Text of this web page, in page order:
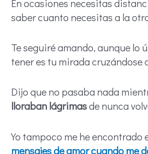
En ocasiones necesitas
saber cuanto necesitas a la
Te seguiré amando, aunque lo
tener es tu mirada cruzándose
Dijo que no pasaba nada
lloraban lágrimasde nunca
Yo tampoco me he encontrado
mensajes de amor cuando me